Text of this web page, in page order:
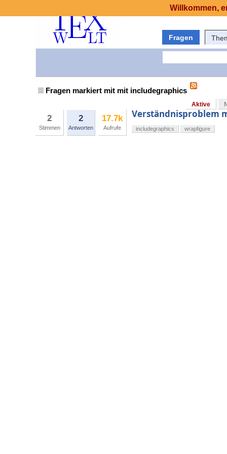
Fragen
Fragen markiert mit mit includegraphics
Aktive
2
Stimmen
2
Antworten
17.7k
Aufrufe
Verständnisproblem
includegraphics wrapfigure
Willkommen,